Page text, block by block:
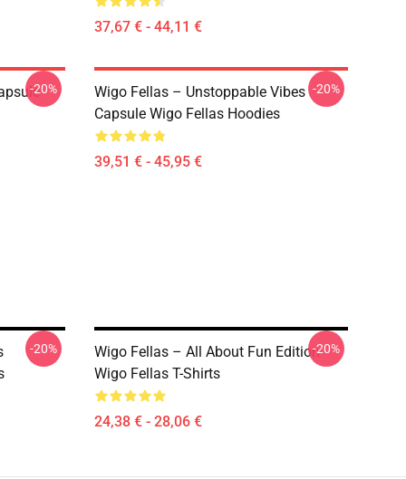
37,67 € - 44,11 €
-20%
Wigo Fellas – Unstoppable Vibes
Capsule Wigo Fellas Hoodies
39,51 € - 45,95 €
-20%
-20%
Wigo Fellas – All About Fun Edition
Wigo Fellas T-Shirts
24,38 € - 28,06 €
-20%